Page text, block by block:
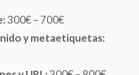
300€ – 700€
y metaetiquetas: